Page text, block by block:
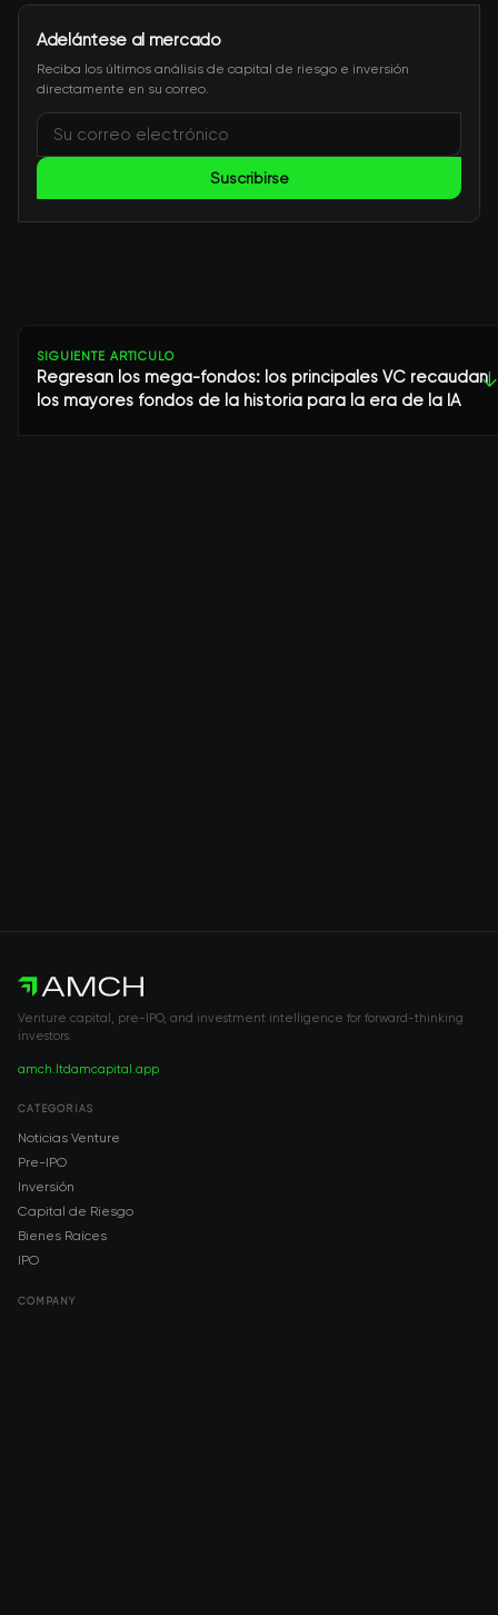
Adelántese al mercado
Reciba los últimos análisis de capital de riesgo e inversión
directamente en su correo.
Suscribirse
SIGUIENTE ARTÍCULO
Regresan los mega-fondos: los principales VC recaudan
los mayores fondos de la historia para la era de la IA
↓
Venture capital, pre-IPO, and investment intelligence for forward-thinking
investors.
amch.ltdamcapital.app
CATEGORÍAS
Noticias Venture
Pre-IPO
Inversión
Capital de Riesgo
Bienes Raíces
IPO
COMPANY